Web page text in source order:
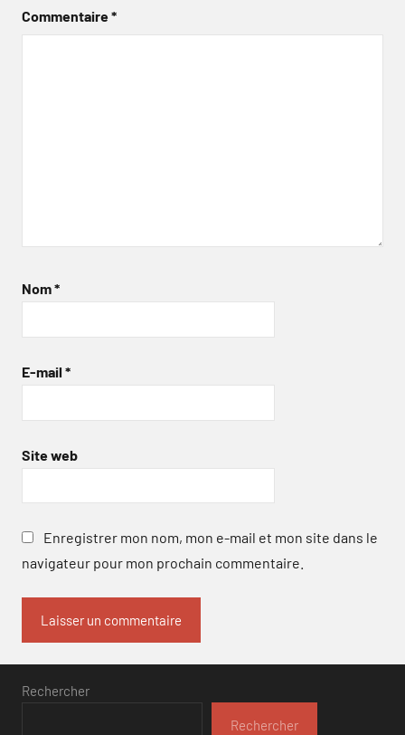
Commentaire*
Nom*
E-mail *
Site web
Enregistrer mon nom, mon e-mail et mon site dans le
navigateur pour mon prochain commentaire.
Rechercher
Rechercher